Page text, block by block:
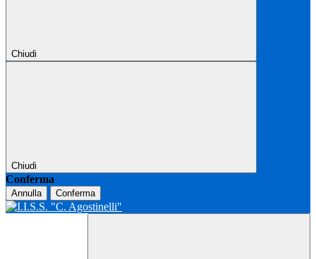
Chiudi
Chiudi
Conferma
Annulla Conferma